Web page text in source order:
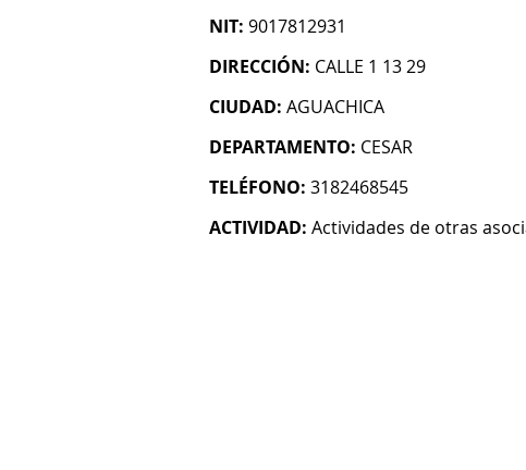
NIT: 9017812931
DIRECCIÓN: CALLE 1 13 29
CIUDAD: AGUACHICA
DEPARTAMENTO: CESAR
TELÉFONO: 3182468545
ACTIVIDAD: Actividades de otras